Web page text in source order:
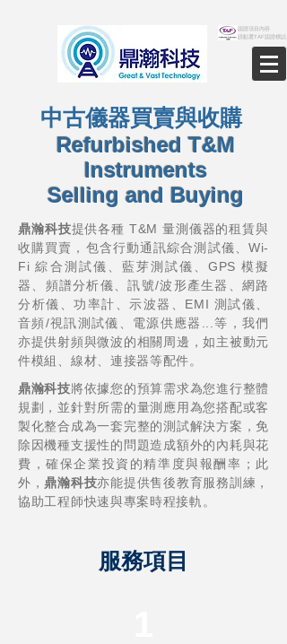
認證項目內容
請點選TAF認證標誌
中古儀器買賣與收購
Refurbished T&M
Instruments
Selling and Buying
鼎瀚科技提供各種 T&M 量測儀器的租賃與​
收購買賣，包含行動通訊綜合測試儀、Wi-
Fi 綜合測試儀、藍芽測試儀、GPS 模擬
器、頻譜分析儀、訊號/波形產生器、網路
分析儀、功率計、示波器、EMI 測試儀、
音頻/視訊測試儀、電源供應器...等，我們
亦提供射頻與微波的相關周邊，如主被動元
件模組、線材、連接器等配件。
鼎瀚科技將依據您的預算需求為您進行整體
規劃，並針對所需的量測應用為您搭配或客
製化整合成為一套完整的測試解決方案，免
除因機種支援性的問題造成額外的內耗與花
費，確保企業投資的精準度與報酬率；此
外， 鼎瀚科技亦能提供售後教育服務訓練，
協助工程師快速與專案時程接軌。
服務項目